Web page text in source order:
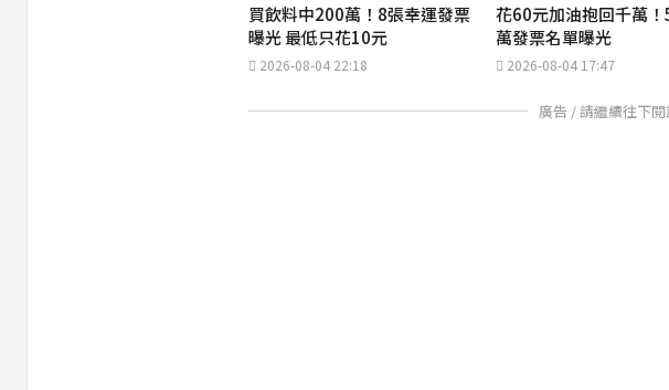
買飲料中200萬！8張幸運發票
曝光 最低只花10元
2026-08-04 22:18
花60元加油抱回千萬
萬發票名單曝光
2026-08-04 17:47
廣告 / 請繼續往下